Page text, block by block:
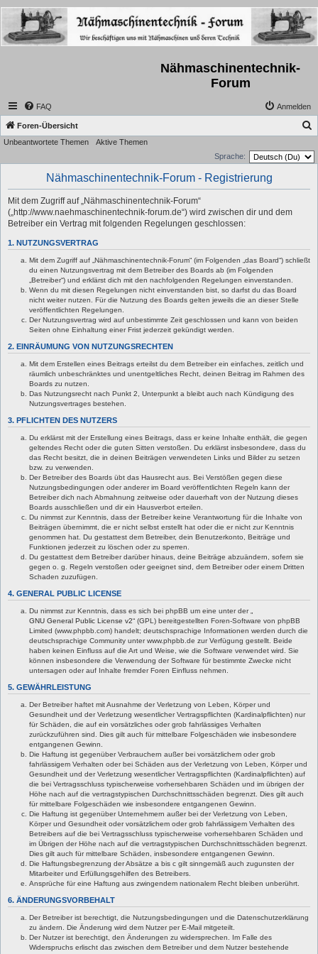
Nähmaschinentechnik-
Forum
FAQ Anmelden
Foren-Übersicht
Unbeantwortete Themen
Aktive Themen
Sprache:
Nähmaschinentechnik-Forum - Registrierung
Mit dem Zugriff auf „Nähmaschinentechnik-Forum“
(„http://www.naehmaschinentechnik-forum.de“) wird zwischen dir und dem
Betreiber ein Vertrag mit folgenden Regelungen geschlossen:
1. NUTZUNGSVERTRAG
Mit dem Zugriff auf „Nähmaschinentechnik-Forum“ (im Folgenden „das Board“) schließt
du einen Nutzungsvertrag mit dem Betreiber des Boards ab (im Folgenden
„Betreiber“) und erklärst dich mit den nachfolgenden Regelungen einverstanden.
Wenn du mit diesen Regelungen nicht einverstanden bist, so darfst du das Board
nicht weiter nutzen. Für die Nutzung des Boards gelten jeweils die an dieser Stelle
veröffentlichten Regelungen.
Der Nutzungsvertrag wird auf unbestimmte Zeit geschlossen und kann von beiden
Seiten ohne Einhaltung einer Frist jederzeit gekündigt werden.
2. EINRÄUMUNG VON NUTZUNGSRECHTEN
Mit dem Erstellen eines Beitrags erteilst du dem Betreiber ein einfaches, zeitlich und
räumlich unbeschränktes und unentgeltliches Recht, deinen Beitrag im Rahmen des
Boards zu nutzen.
Das Nutzungsrecht nach Punkt 2, Unterpunkt a bleibt auch nach Kündigung des
Nutzungsvertrages bestehen.
3. PFLICHTEN DES NUTZERS
Du erklärst mit der Erstellung eines Beitrags, dass er keine Inhalte enthält, die gegen
geltendes Recht oder die guten Sitten verstoßen. Du erklärst insbesondere, dass du
das Recht besitzt, die in deinen Beiträgen verwendeten Links und Bilder zu setzen
bzw. zu verwenden.
Der Betreiber des Boards übt das Hausrecht aus. Bei Verstößen gegen diese
Nutzungsbedingungen oder anderer im Board veröffentlichten Regeln kann der
Betreiber dich nach Abmahnung zeitweise oder dauerhaft von der Nutzung dieses
Boards ausschließen und dir ein Hausverbot erteilen.
Du nimmst zur Kenntnis, dass der Betreiber keine Verantwortung für die Inhalte von
Beiträgen übernimmt, die er nicht selbst erstellt hat oder die er nicht zur Kenntnis
genommen hat. Du gestattest dem Betreiber, dein Benutzerkonto, Beiträge und
Funktionen jederzeit zu löschen oder zu sperren.
Du gestattest dem Betreiber darüber hinaus, deine Beiträge abzuändern, sofern sie
gegen o. g. Regeln verstoßen oder geeignet sind, dem Betreiber oder einem Dritten
Schaden zuzufügen.
4. GENERAL PUBLIC LICENSE
Du nimmst zur Kenntnis, dass es sich bei phpBB um eine unter der „
GNU General Public License v2“ (GPL) bereitgestellten Foren-Software von phpBB
Limited (www.phpbb.com) handelt; deutschsprachige Informationen werden durch die
deutschsprachige Community unter www.phpbb.de zur Verfügung gestellt. Beide
haben keinen Einfluss auf die Art und Weise, wie die Software verwendet wird. Sie
können insbesondere die Verwendung der Software für bestimmte Zwecke nicht
untersagen oder auf Inhalte fremder Foren Einfluss nehmen.
5. GEWÄHRLEISTUNG
Der Betreiber haftet mit Ausnahme der Verletzung von Leben, Körper und
Gesundheit und der Verletzung wesentlicher Vertragspflichten (Kardinalpflichten) nur
für Schäden, die auf ein vorsätzliches oder grob fahrlässiges Verhalten
zurückzuführen sind. Dies gilt auch für mittelbare Folgeschäden wie insbesondere
entgangenen Gewinn.
Die Haftung ist gegenüber Verbrauchern außer bei vorsätzlichem oder grob
fahrlässigem Verhalten oder bei Schäden aus der Verletzung von Leben, Körper und
Gesundheit und der Verletzung wesentlicher Vertragspflichten (Kardinalpflichten) auf
die bei Vertragsschluss typischerweise vorhersehbaren Schäden und im übrigen der
Höhe nach auf die vertragstypischen Durchschnittsschäden begrenzt. Dies gilt auch
für mittelbare Folgeschäden wie insbesondere entgangenen Gewinn.
Die Haftung ist gegenüber Unternehmern außer bei der Verletzung von Leben,
Körper und Gesundheit oder vorsätzlichem oder grob fahrlässigem Verhalten des
Betreibers auf die bei Vertragsschluss typischerweise vorhersehbaren Schäden und
im Übrigen der Höhe nach auf die vertragstypischen Durchschnittsschäden begrenzt.
Dies gilt auch für mittelbare Schäden, insbesondere entgangenen Gewinn.
Die Haftungsbegrenzung der Absätze a bis c gilt sinngemäß auch zugunsten der
Mitarbeiter und Erfüllungsgehilfen des Betreibers.
Ansprüche für eine Haftung aus zwingendem nationalem Recht bleiben unberührt.
6. ÄNDERUNGSVORBEHALT
Der Betreiber ist berechtigt, die Nutzungsbedingungen und die Datenschutzerklärung
zu ändern. Die Änderung wird dem Nutzer per E-Mail mitgeteilt.
Der Nutzer ist berechtigt, den Änderungen zu widersprechen. Im Falle des
Widerspruchs erlischt das zwischen dem Betreiber und dem Nutzer bestehende